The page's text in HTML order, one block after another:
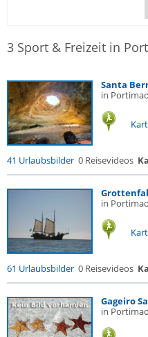
3 Sport & Freizeit in
Santa
in Portimao
41 Urlaubsbilder 0 Reisevideos
in Portimao
61 Urlaubsbilder 0 Reisevideos
Gageiro
in Portimao